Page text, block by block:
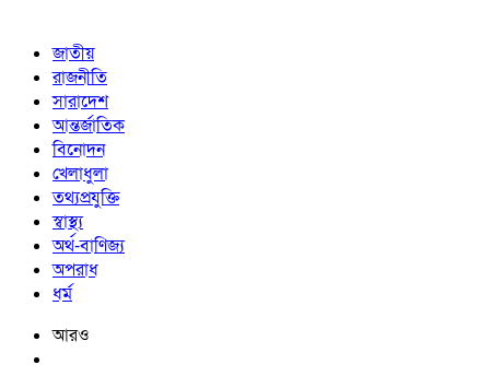
জাতীয়
রাজনীতি
সারাদেশ
আন্তর্জাতিক
বিনোদন
খেলাধুলা
তথ্যপ্রযুক্তি
স্বাস্থ্য
অর্থ-বাণিজ্য
অপরাধ
ধর্ম
আরও